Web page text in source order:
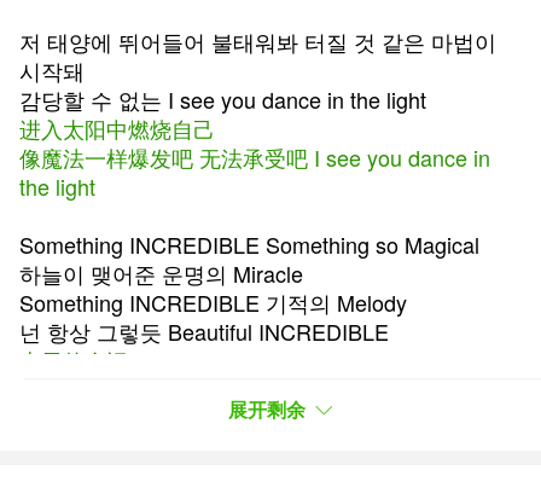
저 태양에 뛰어들어 불태워봐 터질 것 같은 마법이
시작돼
감당할 수 없는 I see you dance in the light
进入太阳中燃烧自己
像魔法一样爆发吧 无法承受吧 I see you dance in
the light
Something INCREDIBLE Something so Magical
하늘이 맺어준 운명의 Miracle
Something INCREDIBLE 기적의 Melody
넌 항상 그렇듯 Beautiful INCREDIBLE
上天的命运Miracle
你总是如此 Beautiful INCREDIBLE
展开剩余